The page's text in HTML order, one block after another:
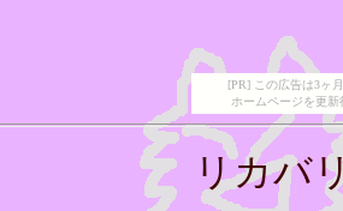
[PR] この広告は3ヶ
ホームページを更
リカバ